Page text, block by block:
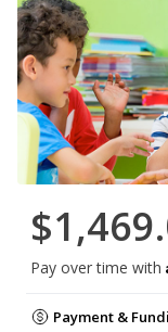
Pay over time with
Payment &